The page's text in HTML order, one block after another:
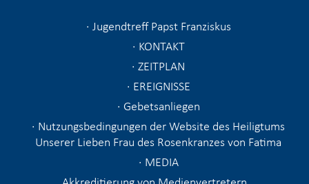
Jugendtreff Papst Franziskus
KONTAKT
ZEITPLAN
EREIGNISSE
Gebetsanliegen
Nutzungsbedingungen der Website des Heiligtums
Unserer Lieben Frau des Rosenkranzes von Fatima
MEDIA